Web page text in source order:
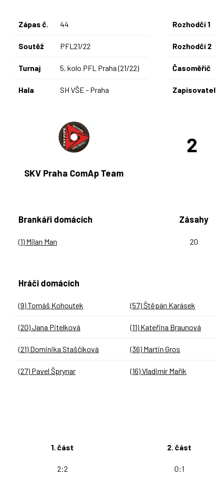
Zápas č. 44
Soutěž PFL21/22
Turnaj 5. kolo PFL Praha (21/22)
Hala SH VŠE - Praha
Rozhodčí 1
Rozhodčí 2
Časoměřič
Zapisovatel
SKV Praha ComAp Team
2
Brankáři domácích Zásahy
(1) Milan Man 20
Hráči domácích
(9) Tomáš Kohoutek (57) Štěpán Karásek
(20) Jana Pitelková (11) Kateřina Braunová
(21) Dominika Staščíková (36) Martin Gros
(27) Pavel Šprynar (16) Vladimír Mařík
1. část 2. část
2:2 0:1